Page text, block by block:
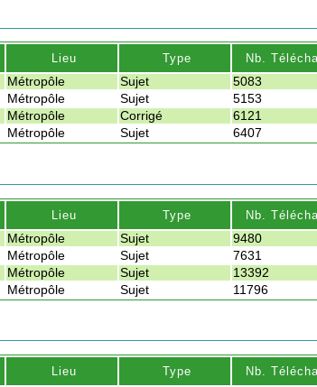
Lieu Type
Nb.
Métropôle Sujet
5083
Métropôle Sujet
5153
Métropôle Corrigé
6121
Métropôle Sujet 6407
Lieu Type
Nb.
Métropôle Sujet
9480
Métropôle Sujet
7631
Métropôle Sujet
13392
Métropôle Sujet 11796
Lieu Type
Nb.